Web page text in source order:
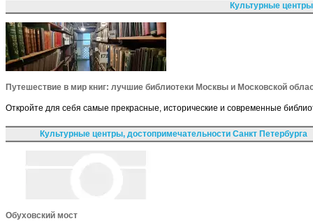
Культурные
Путешествие в мир книг: лучшие библиотеки Москвы и Московской
Откройте для себя самые прекрасные, исторические и современные
Культурные центры, достопримечательности Санкт Петербурга
Обуховский мост